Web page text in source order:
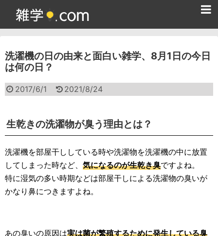
洗濯機の日の由来と面白い雑学、8月1日の今日
は何の日？
2017/6/1 2021/8/24
生乾きの洗濯物が臭う理由とは？
洗濯機を部屋干ししている時や洗濯物を洗濯機の中に放置
してしまった時など、 気になるのが生乾き臭ですよね。
特に湿気の多い時期などは部屋干しによる洗濯物の臭いが
かなり鼻につきますよね。
あの臭いの原因は実は菌が繁殖するために発生している臭
雑学クイズ問題集
面白い雑学
ためになる雑学
食べ物雑学
動物雑学
生活雑学